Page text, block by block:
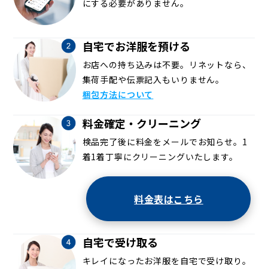
にする必要がありません。
自宅でお洋服を預ける
お店への持ち込みは不要。リネットなら、
集荷手配や伝票記入もいりません。
梱包方法について
料金確定・クリーニング
検品完了後に料金をメールでお知らせ。1
着1着丁寧にクリーニングいたします。
料金表はこちら
自宅で受け取る
キレイになったお洋服を自宅で受け取り。